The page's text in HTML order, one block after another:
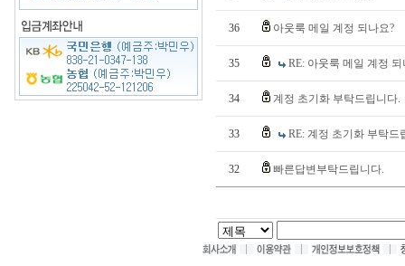
36 아웃룩 메일 계정 되나요?
35 RE: 아웃룩 메일 계정 되
34 계정 초기화 부탁드립니다.
33 RE: 계정 초기화 부탁드
32 빠른답변부탁드립니다.